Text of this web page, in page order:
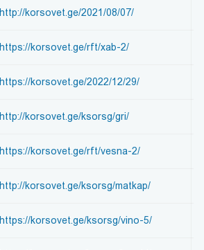
http://korsovet.ge/2021/08/07/
https://korsovet.ge/rft/xab-2/
https://korsovet.ge/2022/12/29/
http://korsovet.ge/ksorsg/gri/
https://korsovet.ge/rft/vesna-2/
http://korsovet.ge/ksorsg/matkap/
https://korsovet.ge/ksorsg/vino-5/